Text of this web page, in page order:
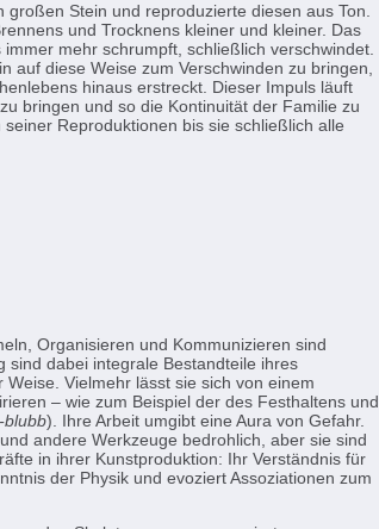
Stein und reproduzierte diesen aus Ton.
und Trocknens kleiner und kleiner. Das
mehr schrumpft, schließlich verschwindet.
auf diese Weise zum Verschwinden zu bringen,
hinaus erstreckt. Dieser Impuls läuft
bringen und so die Kontinuität der Familie zu
Reproduktionen bis sie schließlich alle
Organisieren und Kommunizieren sind
sind dabei integrale Bestandteile ihres
Vielmehr lässt sie sich von einem
– wie zum Beispiel der des Festhaltens und
blubb). Ihre Arbeit umgibt eine Aura von Gefahr.
andere Werkzeuge bedrohlich, aber sie sind
in ihrer Kunstproduktion: Ihr Verständnis für
der Physik und evoziert Assoziationen zum